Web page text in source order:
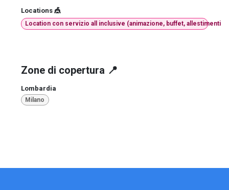
Locations 🎪
Location con servizio all inclusive (animazione, buffet, allestimenti
Zone di copertura 📍
Lombardia
Milano